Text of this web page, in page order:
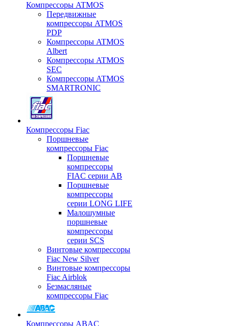
Компрессоры ATMOS
Передвижные
компрессоры ATMOS
PDP
Компрессоры ATMOS
Albert
Компрессоры ATMOS
SEC
Компрессоры ATMOS
SMARTRONIC
Компрессоры Fiac
Поршневые
компрессоры Fiac
Поршневые
компрессоры
FIAC серии AB
Поршневые
компрессоры
серии LONG LIFE
Малошумные
поршневые
компрессоры
серии SCS
Винтовые компрессоры
Fiac New Silver
Винтовые компрессоры
Fiac Airblok
Безмасляные
компрессоры Fiac
Компрессоры ABAC